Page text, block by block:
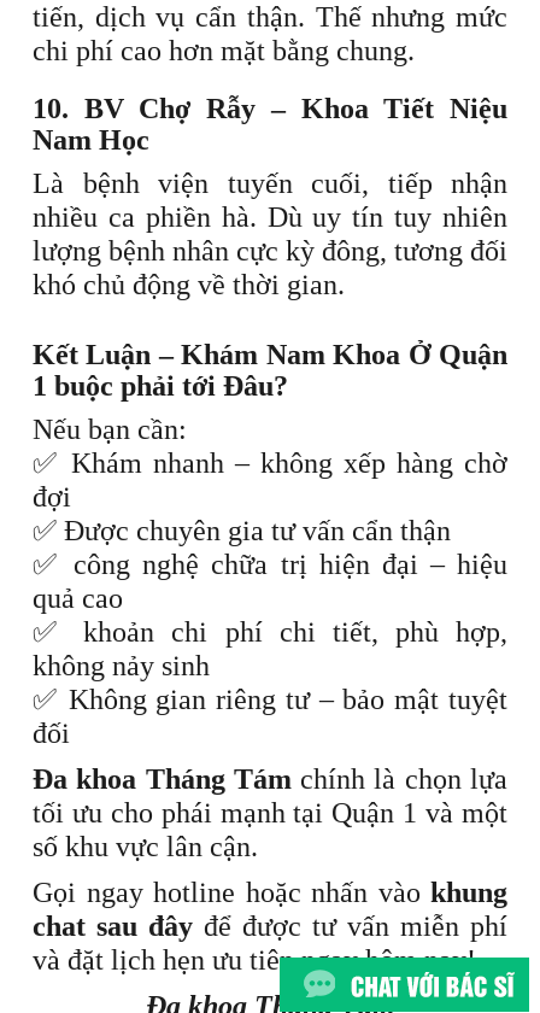
tiến, dịch vụ cẩn thận. Thế nhưng mức
chi phí cao hơn mặt bằng chung.
10. BV Chợ Rẫy – Khoa Tiết Niệu
Nam Học
Là bệnh viện tuyến cuối, tiếp nhận
nhiều ca phiền hà. Dù uy tín tuy nhiên
lượng bệnh nhân cực kỳ đông, tương đối
khó chủ động về thời gian.
Kết Luận – Khám Nam Khoa Ở Quận
1 buộc phải tới Đâu?
Nếu bạn cần:
✅ Khám nhanh – không xếp hàng chờ
đợi
✅ Được chuyên gia tư vấn cẩn thận
✅ công nghệ chữa trị hiện đại – hiệu
quả cao
✅ khoản chi phí chi tiết, phù hợp,
không nảy sinh
✅ Không gian riêng tư – bảo mật tuyệt
đối
Đa khoa Tháng Tám chính là chọn lựa
tối ưu cho phái mạnh tại Quận 1 và một
số khu vực lân cận.
Gọi ngay hotline hoặc nhấn vào khung
chat sau đây để được tư vấn miễn phí
và đặt lịch hẹn ưu tiên ngay hôm nay!
Đa khoa Tháng Tám